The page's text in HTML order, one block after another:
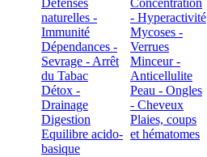
Défenses
naturelles -
Immunité
Dépendances -
Sevrage - Arrêt
du Tabac
Détox -
Drainage
Digestion
Equilibre acido-
basique
Concentration
- Hyperactivité
Mycoses -
Verrues
Minceur -
Anticellulite
Peau - Ongles
- Cheveux
Plaies, coups
et hématomes